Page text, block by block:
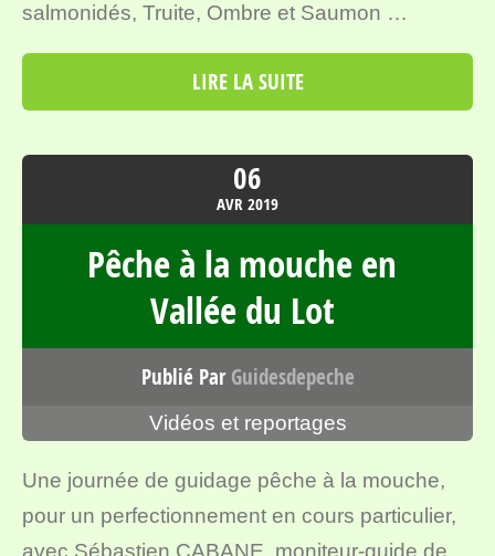
salmonidés, Truite, Ombre et Saumon …
LIRE LA SUITE
06
AVR2019
Pêche à la mouche en
Vallée du Lot
Publié ParGuidesdepeche
Vidéos et reportages
Une journée de guidage pêche à la mouche,
pour un perfectionnement en cours particulier,
avec Sébastien CABANE, moniteur-guide de